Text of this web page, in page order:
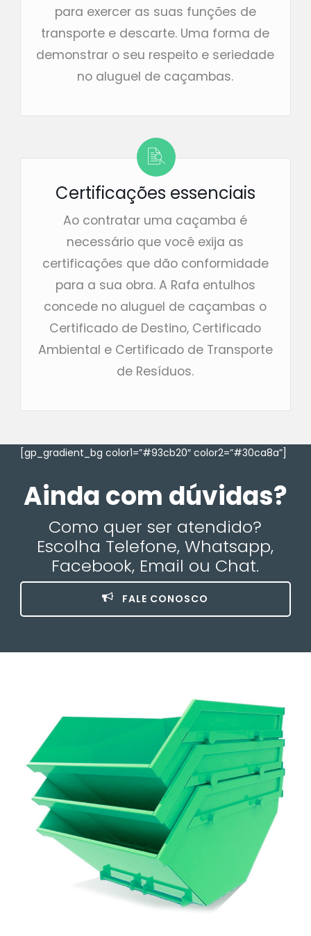
para exercer as suas funções de
transporte e descarte. Uma forma de
demonstrar o seu respeito e seriedade
no aluguel de caçambas.
Certificações essenciais
Ao contratar uma caçamba é
necessário que você exija as
certificações que dão conformidade
para a sua obra. A Rafa entulhos
concede no aluguel de caçambas o
Certificado de Destino, Certificado
Ambiental e Certificado de Transporte
de Resíduos.
[gp_gradient_bg color1=”#93cb20″ color2=”#30ca8a”]
Ainda com dúvidas?
Como quer ser atendido?
Escolha Telefone, Whatsapp,
Facebook, Email ou Chat.
FALE CONOSCO